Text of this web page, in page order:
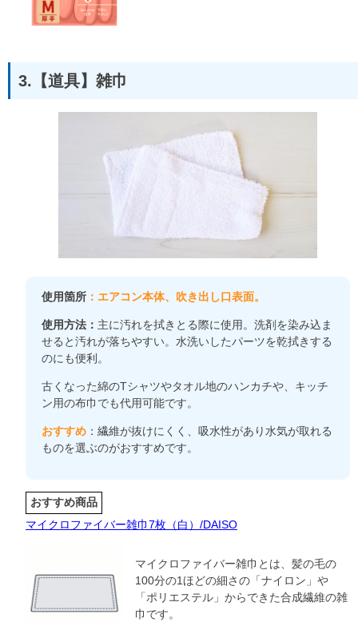
3.【道具】雑巾
使用箇所 ：エアコン本体、吹き出し口表面。
使用方法： 主に汚れを拭きとる際に使用。洗剤を染み込ま
せると汚れが落ちやすい。水洗いしたパーツを乾拭きする
のにも便利。
古くなった綿のTシャツやタオル地のハンカチや、キッチ
ン用の布巾でも代用可能です。
おすすめ ：繊維が抜けにくく、吸水性があり水気が取れる
ものを選ぶのがおすすめです。
おすすめ商品
マイクロファイバー雑巾7枚（白）/DAISO
マイクロファイバー雑巾とは、髪の毛の
100分の1ほどの細さの「ナイロン」や
「ポリエステル」からできた合成繊維の雑
巾です。